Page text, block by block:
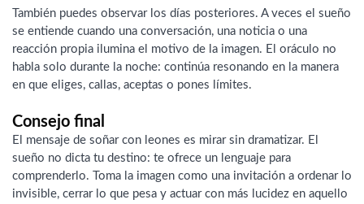
También puedes observar los días posteriores. A veces el sueño
se entiende cuando una conversación, una noticia o una
reacción propia ilumina el motivo de la imagen. El oráculo no
habla solo durante la noche: continúa resonando en la manera
en que eliges, callas, aceptas o pones límites.
Consejo final
El mensaje de soñar con leones es mirar sin dramatizar. El
sueño no dicta tu destino: te ofrece un lenguaje para
comprenderlo. Toma la imagen como una invitación a ordenar lo
invisible, cerrar lo que pesa y actuar con más lucidez en aquello